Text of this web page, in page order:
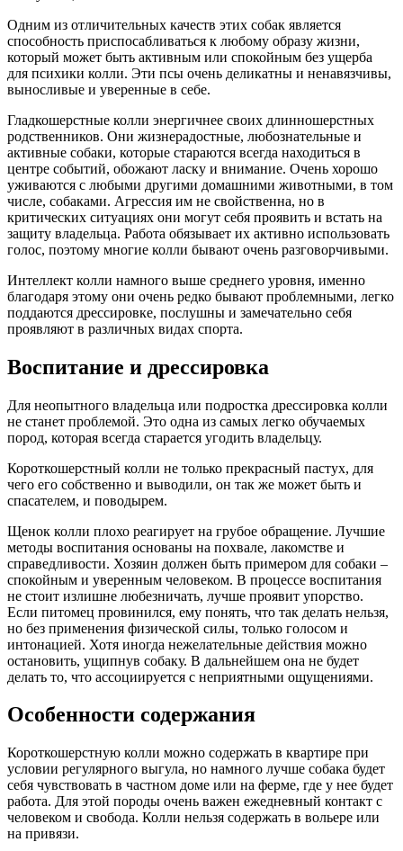
Одним из отличительных качеств этих собак является
способность приспосабливаться к любому образу жизни,
который может быть активным или спокойным без ущерба
для психики колли. Эти псы очень деликатны и ненавязчивы,
выносливые и уверенные в себе.
Гладкошерстные колли энергичнее своих длинношерстных
родственников. Они жизнерадостные, любознательные и
активные собаки, которые стараются всегда находиться в
центре событий, обожают ласку и внимание. Очень хорошо
уживаются с любыми другими домашними животными, в том
числе, собаками. Агрессия им не свойственна, но в
критических ситуациях они могут себя проявить и встать на
защиту владельца. Работа обязывает их активно использовать
голос, поэтому многие колли бывают очень разговорчивыми.
Интеллект колли намного выше среднего уровня, именно
благодаря этому они очень редко бывают проблемными, легко
поддаются дрессировке, послушны и замечательно себя
проявляют в различных видах спорта.
Воспитание и дрессировка
Для неопытного владельца или подростка дрессировка колли
не станет проблемой. Это одна из самых легко обучаемых
пород, которая всегда старается угодить владельцу.
Короткошерстный колли не только прекрасный пастух, для
чего его собственно и выводили, он так же может быть и
спасателем, и поводырем.
Щенок колли плохо реагирует на грубое обращение. Лучшие
методы воспитания основаны на похвале, лакомстве и
справедливости. Хозяин должен быть примером для собаки –
спокойным и уверенным человеком. В процессе воспитания
не стоит излишне любезничать, лучше проявит упорство.
Если питомец провинился, ему понять, что так делать нельзя,
но без применения физической силы, только голосом и
интонацией. Хотя иногда нежелательные действия можно
остановить, ущипнув собаку. В дальнейшем она не будет
делать то, что ассоциируется с неприятными ощущениями.
Особенности содержания
Короткошерстную колли можно содержать в квартире при
условии регулярного выгула, но намного лучше собака будет
себя чувствовать в частном доме или на ферме, где у нее будет
работа. Для этой породы очень важен ежедневный контакт с
человеком и свобода. Колли нельзя содержать в вольере или
на привязи.